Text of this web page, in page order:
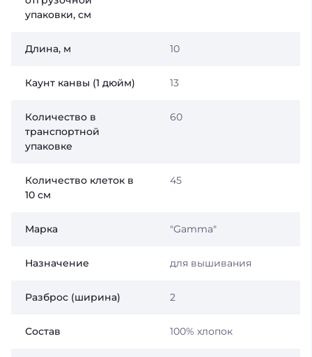
упаковки, см
Длина, м 10
Каунт канвы (1 дюйм) 13
Количество в
транспортной
упаковке
60
Количество клеток в
10 см
45
Марка "Gamma"
Назначение для вышивания
Разброс (ширина) 2
Состав 100% хлопок